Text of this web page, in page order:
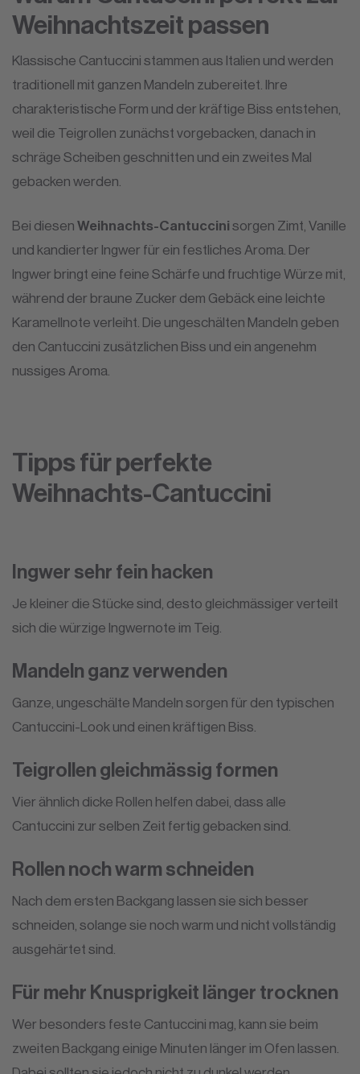
Weihnachtszeit passen
Klassische Cantuccini stammen aus Italien und werden
traditionell mit ganzen Mandeln zubereitet. Ihre
charakteristische Form und der kräftige Biss entstehen,
weil die Teigrollen zunächst vorgebacken, danach in
schräge Scheiben geschnitten und ein zweites Mal
gebacken werden.
Bei diesen Weihnachts-Cantuccini sorgen Zimt, Vanille
und kandierter Ingwer für ein festliches Aroma. Der
Ingwer bringt eine feine Schärfe und fruchtige Würze mit,
während der braune Zucker dem Gebäck eine leichte
Karamellnote verleiht. Die ungeschälten Mandeln geben
den Cantuccini zusätzlichen Biss und ein angenehm
nussiges Aroma.
Tipps für perfekte
Weihnachts-Cantuccini
Ingwer sehr fein hacken
Je kleiner die Stücke sind, desto gleichmässiger verteilt
sich die würzige Ingwernote im Teig.
Mandeln ganz verwenden
Ganze, ungeschälte Mandeln sorgen für den typischen
Cantuccini-Look und einen kräftigen Biss.
Teigrollen gleichmässig formen
Vier ähnlich dicke Rollen helfen dabei, dass alle
Cantuccini zur selben Zeit fertig gebacken sind.
Rollen noch warm schneiden
Nach dem ersten Backgang lassen sie sich besser
schneiden, solange sie noch warm und nicht vollständig
ausgehärtet sind.
Für mehr Knusprigkeit länger trocknen
Wer besonders feste Cantuccini mag, kann sie beim
zweiten Backgang einige Minuten länger im Ofen lassen.